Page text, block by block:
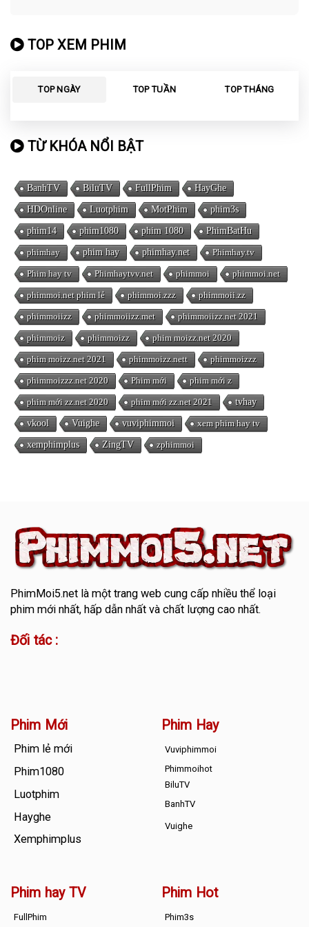
TOP XEM PHIM
TOP NGÀY TOP TUẦN TOP THÁNG
TỪ KHÓA NỔI BẬT
BanhTV BiluTV FullPhim HayGhe
HDOnline Luotphim MotPhim phim3s
phim14 phim1080 phim 1080 PhimBatHu
phimhay phim hay phimhay.net Phimhay.tv
Phim hay tv Phimhaytvv.net phimmoi phimmoi.net
phimmoi.net phim lẻ phimmoi.zzz phimmoii.zz
phimmoiizz phimmoiizz.met phimmoiizz.net 2021
phimmoiz phimmoizz phim moizz.net 2020
phim moizz.net 2021 phimmoizz.nett phimmoizzz
phimmoizzz.net 2020 Phim mới phim mới z
phim mới zz.net 2020 phim mới zz.net 2021 tvhay
vkool Vuighe vuviphimmoi xem phim hay tv
xemphimplus ZingTV zphimmoi
PhimMoi5.netlà một trang web cung cấp nhiều thể loại
phim mới nhất, hấp dẫn nhất và chất lượng cao nhất.
Đối tác :
Phim Mới
Phim lẻ mới
Phim1080
Luotphim
Hayghe
Xemphimplus
Phim Hay
Vuviphimmoi
Phimmoihot
BiluTV
BanhTV
Vuighe
Phim hay TV
FullPhim
Phim Hot
Phim3s